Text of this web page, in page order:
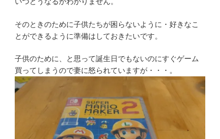
そのときのために子供たちが困らないように・好きなこ
とができるように準備はしておきたいです。
子供のために、と思って誕生日でもないのにすぐゲーム
買ってしまうので妻に怒られていますが・・・。